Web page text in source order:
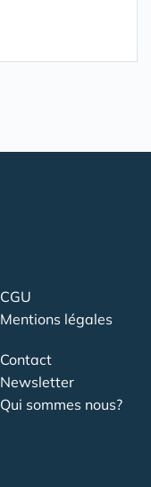
CGU
Mentions légales
Contact
Newsletter
Qui sommes nous?